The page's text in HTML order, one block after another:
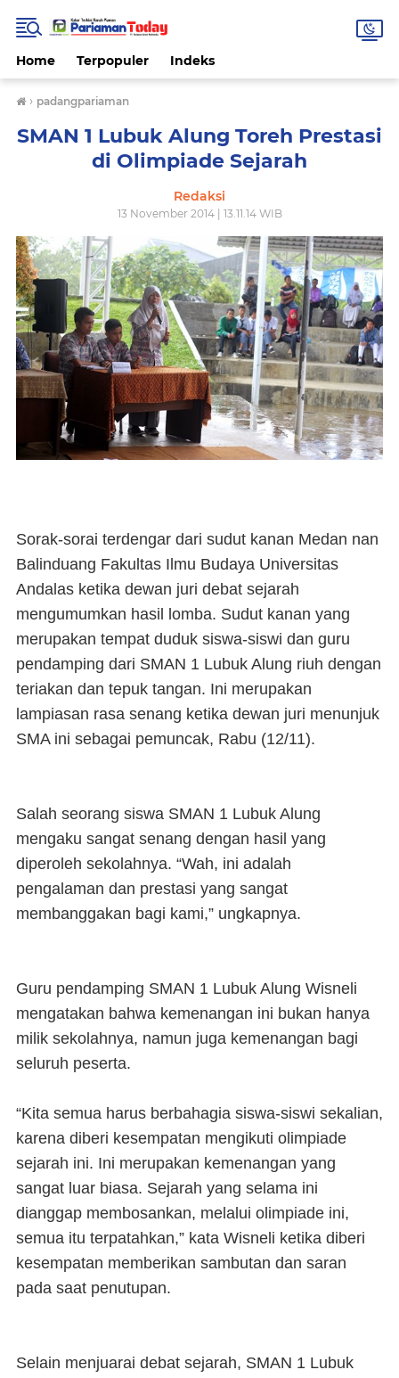
Home Terpopuler Indeks
› padangpariaman
SMAN 1 Lubuk Alung Toreh Prestasi
di Olimpiade Sejarah
Redaksi
13 November 2014 | 13.11.14 WIB
Sorak-sorai terdengar dari sudut kanan Medan nan
Balinduang Fakultas Ilmu Budaya Universitas
Andalas ketika dewan juri debat sejarah
mengumumkan hasil lomba. Sudut kanan yang
merupakan tempat duduk siswa-siswi dan guru
pendamping dari SMAN 1 Lubuk Alung riuh dengan
teriakan dan tepuk tangan. Ini merupakan
lampiasan rasa senang ketika dewan juri menunjuk
SMA ini sebagai pemuncak, Rabu (12/11).
Salah seorang siswa SMAN 1 Lubuk Alung
mengaku sangat senang dengan hasil yang
diperoleh sekolahnya. “Wah, ini adalah
pengalaman dan prestasi yang sangat
membanggakan bagi kami,” ungkapnya.
Guru pendamping SMAN 1 Lubuk Alung Wisneli
mengatakan bahwa kemenangan ini bukan hanya
milik sekolahnya, namun juga kemenangan bagi
seluruh peserta.
“Kita semua harus berbahagia siswa-siswi sekalian,
karena diberi kesempatan mengikuti olimpiade
sejarah ini. Ini merupakan kemenangan yang
sangat luar biasa. Sejarah yang selama ini
dianggap membosankan, melalui olimpiade ini,
semua itu terpatahkan,” kata Wisneli ketika diberi
kesempatan memberikan sambutan dan saran
pada saat penutupan.
Selain menjuarai debat sejarah, SMAN 1 Lubuk